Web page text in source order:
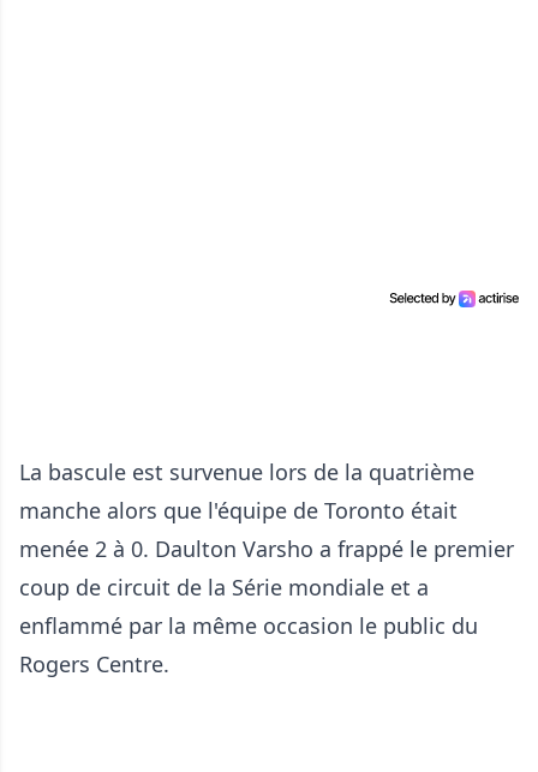
La bascule est survenue lors de la quatrième
manche alors que l'équipe de Toronto était
menée 2 à 0. Daulton Varsho a frappé le premier
coup de circuit de la Série mondiale et a
enflammé par la même occasion le public du
Rogers Centre.